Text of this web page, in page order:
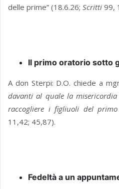
delle prime” (18.6.26; Scritti 99,
Il primo oratorio sotto
A don Sterpi: D.O. chiede a
davanti al quale la
raccogliere i figliuoli del primo
11,42; 45,87).
Fedeltà a un